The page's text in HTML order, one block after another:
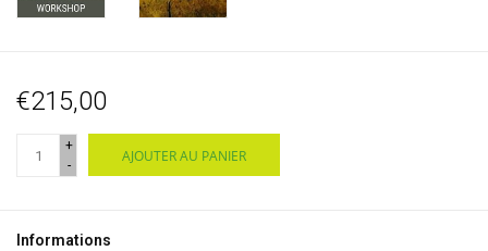
€215,00
+
-
AJOUTER AU PANIER
Informations